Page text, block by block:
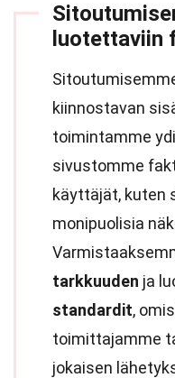
luotettaviin
kiinnostavan
toimintamme
sivustomme
käyttäjät, kuten
monipuolisia
tarkkuuden ja
standardit,
toimittajamme
jokaisen